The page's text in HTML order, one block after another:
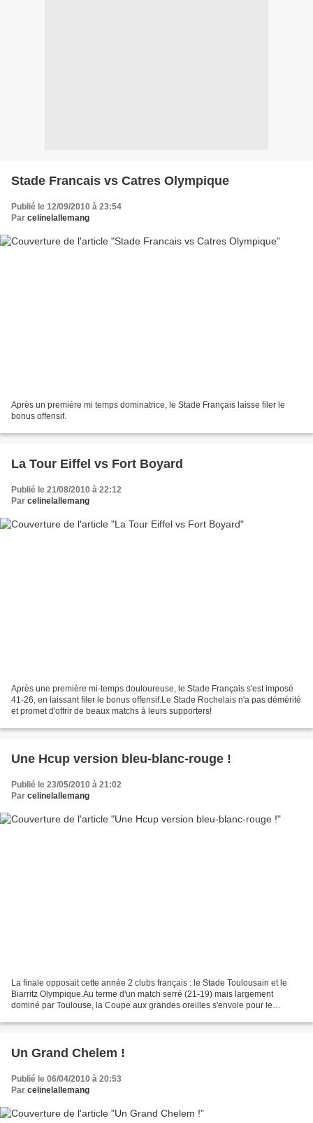
Stade Francais vs Catres Olympique
Publié le 12/09/2010 à 23:54
Par celinelallemang
Après un première mi temps dominatrice, le Stade Français laisse filer le
bonus offensif.
La Tour Eiffel vs Fort Boyard
Publié le 21/08/2010 à 22:12
Par celinelallemang
Après une première mi-temps douloureuse, le Stade Français s'est imposé
41-26, en laissant filer le bonus offensif.Le Stade Rochelais n'a pas démérité
et promet d'offrir de beaux matchs à leurs supporters!
Une Hcup version bleu-blanc-rouge !
Publié le 23/05/2010 à 21:02
Par celinelallemang
La finale opposait cette année 2 clubs français : le Stade Toulousain et le
Biarritz Olympique.Au terme d'un match serré (21-19) mais largement
dominé par Toulouse, la Coupe aux grandes oreilles s'envole pour le
Un Grand Chelem !
Publié le 06/04/2010 à 20:53
Par celinelallemang